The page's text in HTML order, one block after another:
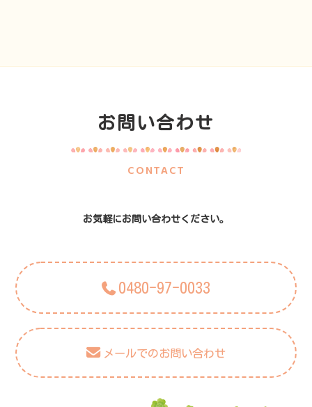
お問い合わせ
CONTACT
お気軽にお問い合わせください。
0480-97-0033
メールでのお問い合わせ